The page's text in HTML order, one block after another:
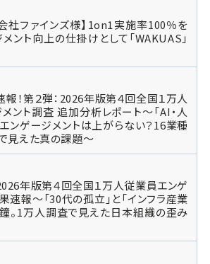
社ファインズ様】1on1実施率100％を
ト向上の仕掛けとして「WAKUAS」
報！第２弾：2026年版第４回全国１万人
ント調査 追加分析レポート～「AI・人
ンゲージメントは上がらない？16業種
見えた真の課題～
2026年版第４回全国１万人従業員エンゲ
速報～「30代の孤立」と「インフラ産業
。1万人調査で見えた日本組織の歪み